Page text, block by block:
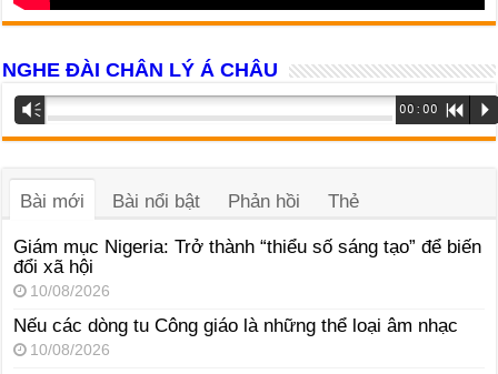
NGHE ĐÀI CHÂN LÝ Á CHÂU
Trình
phát
âm
Vm 00:00 R P
Bài mới Bài nổi bật Phản hồi Thẻ
Giám mục Nigeria: Trở thành “thiểu số sáng tạo” để biến
đổi xã hội
10/08/2026
Nếu các dòng tu Công giáo là những thể loại âm nhạc
10/08/2026